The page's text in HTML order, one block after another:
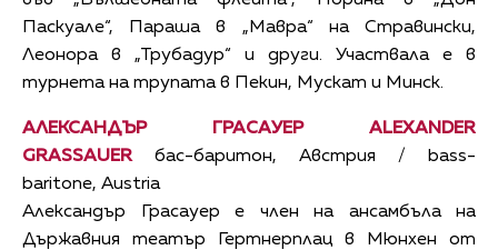
Паскуале“, Параша в „Мавра“ на Стравински,
Леонора в „Трубадур“ и други. Участвала е в
турнета на трупата в Пекин, Мускат и Минск.
АЛЕКСАНДЪР ГРАСАУЕР ALEXANDER
GRASSAUERбас-баритон, Австрия / bass-
baritone, Austria
Александър Грасауер е член на ансамбъла на
Държавния театър Гертнерплац в Мюнхен от